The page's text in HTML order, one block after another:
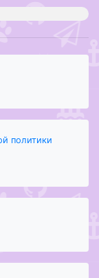
политики